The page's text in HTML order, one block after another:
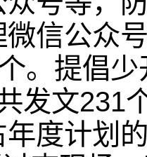
信公众
。提倡
发文231
年度计划